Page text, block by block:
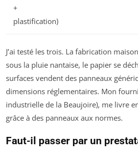
+
plastification)
J’ai testé les trois. La fabrication
sous la pluie nantaise, le papier se
surfaces vendent des panneaux
dimensions réglementaires. Mon
industrielle de la Beaujoire), me livre
grâce à des panneaux aux normes.
Faut-il passer par un